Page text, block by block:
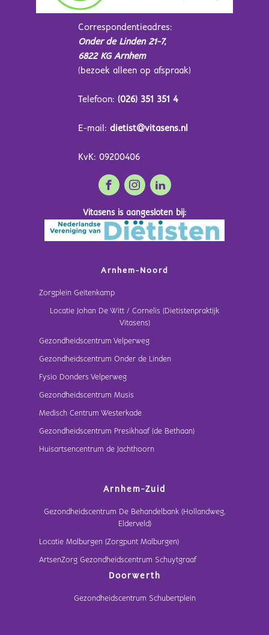
Correspondentieadres:
Onder de Linden 21-7,
6822 KG Arnhem
(bezoek alleen op afspraak)
Telefoon: (026) 351 351 4
E-mail: dietist@vitasens.nl
KvK: 09200406
Vitasens is aangesloten bij:
Arnhem-Noord
Zorgplein Geitenkamp
Locatie Johan De Witt / Cornelis (Dietistenpraktijk
Vitasens)
Gezondheidscentrum Velperweg
Gezondheidscentrum Onder de Linden
Fysio Donders Velperweg
Gezondheidscentrum Musis
Medisch Centrum Westerkade
Gezondheidscentrum Presikhaaf (de Bethaan)
Huisartsencentrum de Jachthoorn
Arnhem-Zuid
Gezondheidscentrum De Behandelbank (Hollandweg,
Elderveld)
Locatie Malburgen (Zorgpunt Malburgen)
ArtsenZorg Gezondheidscentrum Schuytgraaf
Doorwerth
Gezondheidscentrum Schubertplein